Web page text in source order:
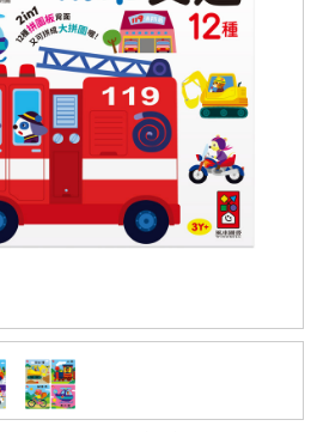
火熱招募中~
我查看『海外購物流程說明』